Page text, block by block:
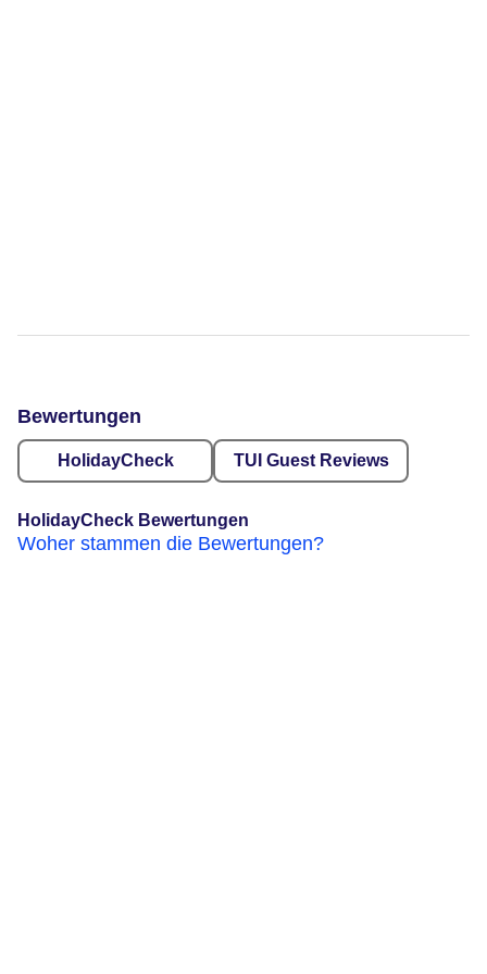
Bewertungen
HolidayCheck TUI Guest Reviews
HolidayCheck Bewertungen
Woher stammen die Bewertungen?